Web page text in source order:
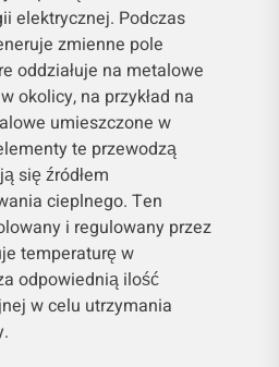
elektrycznej. Podczas
zmienne pole
oddziałuje na metalowe
okolicy, na przykład na
umieszczone w
te przewodzą
się źródłem
cieplnego. Ten
i regulowany przez
temperaturę w
odpowiednią ilość
w celu utrzymania